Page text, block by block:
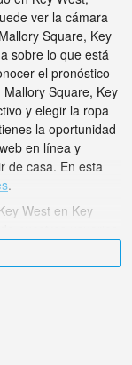
ver la cámara
Square, Key
sobre lo que está
el pronóstico
Square, Key
y elegir la ropa
la oportunidad
en línea y
de casa. En esta
.
West en Key
en línea.